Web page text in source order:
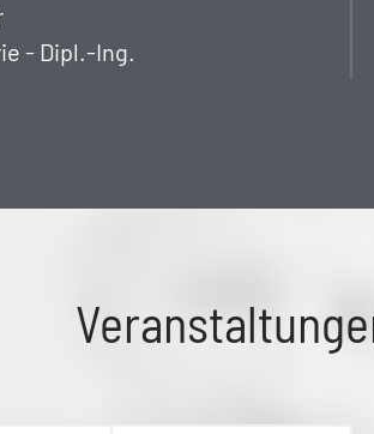
- Dipl.-Ing.